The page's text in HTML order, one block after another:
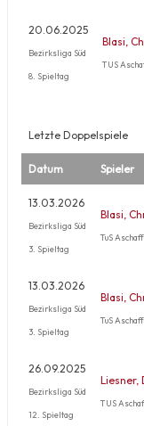
20.06.2025
Bezirksliga Süd
8. Spieltag
Blasi,
TUS
Letzte Doppelspiele
Datum Spieler
13.03.2026
Bezirksliga Süd
3. Spieltag
Blasi,
TuS
13.03.2026
Bezirksliga Süd
3. Spieltag
Blasi,
TuS
26.09.2025
Bezirksliga Süd
12. Spieltag
Liesner,
TUS